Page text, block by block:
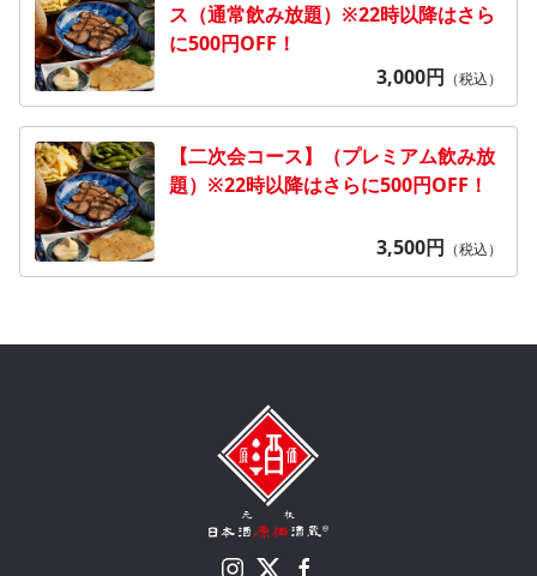
ス（通常飲み放題）※22時以降はさら
に500円OFF！
3,000円 （税込）
【二次会コース】（プレミアム飲み放
題）※22時以降はさらに500円OFF！
3,500円 （税込）